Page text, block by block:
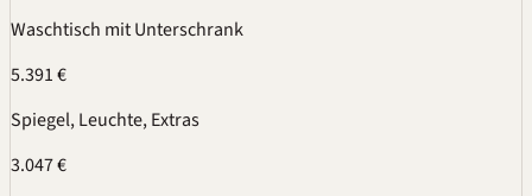
Waschtisch mit Unterschrank
5.391 €
Spiegel, Leuchte, Extras
3.047 €